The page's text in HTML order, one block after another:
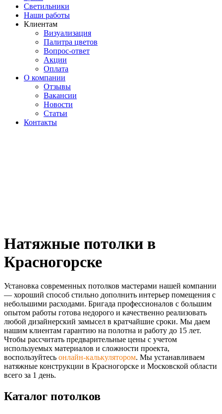
Светильники
Наши работы
Клиентам
Визуализация
Палитра цветов
Вопрос-ответ
Акции
Оплата
О компании
Отзывы
Вакансии
Новости
Статьи
Контакты
Натяжные потолки в
Красногорске
Установка современных потолков мастерами нашей компании
— хороший способ стильно дополнить интерьер помещения с
небольшими расходами. Бригада профессионалов с большим
опытом работы готова недорого и качественно реализовать
любой дизайнерский замысел в кратчайшие сроки. Мы даем
нашим клиентам гарантию на полотна и работу до 15 лет.
Чтобы рассчитать предварительные цены с учетом
используемых материалов и сложности проекта,
воспользуйтесь онлайн-калькулятором. Мы устанавливаем
натяжные конструкции в Красногорске и Московской области
всего за 1 день.
Каталог потолков